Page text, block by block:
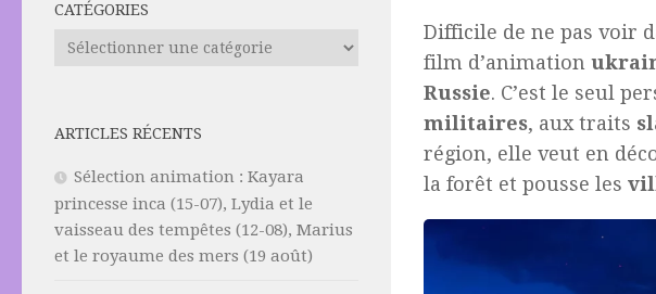
Difficile de ne pas voir
film d’animation
Russie. C’est le seul
militaires, aux traits
région, elle veut en
la forêt et pousse les
CATÉGORIES
Catégories
ARTICLES RÉCENTS
Sélection animation : Kayara
princesse inca (15-07), Lydia et le
vaisseau des tempêtes (12-08), Marius
et le royaume des mers (19 août)